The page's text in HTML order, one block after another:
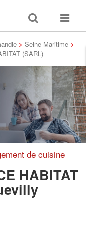
Toggle
search
Toggle
> Seine-Maritime >
(SARL)
de cuisine
HABITAT